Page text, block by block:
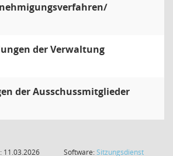
der Verwaltung
der Ausschussmitglieder
11.03.2026 Software:Sitzungsdienst